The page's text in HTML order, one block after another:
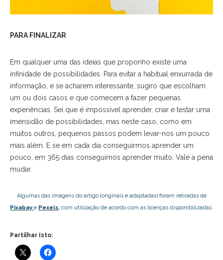
PARA FINALIZAR
Em qualquer uma das ideias que proponho existe uma
infinidade de possibilidades. Para evitar a habitual enxurrada de
informação, e se acharem interessante, sugiro que escolham
um ou dois casos e que comecem a fazer pequenas
experiências. Sei que é impossível aprender, criar e testar uma
imensidão de possibilidades, mas neste caso, como em
muitos outros, pequenos passos podem levar-nos um pouco
mais além. E se em cada dia conseguirmos aprender um
pouco, em 365 dias conseguimos aprender muito. Vale a pena
mudar.
Algumas das imagens do artigo (originais e adaptadas) foram retiradas de
Pixabay e Pexels, com utilização de acordo com as licenças disponibilizadas.
Partilhar Isto: